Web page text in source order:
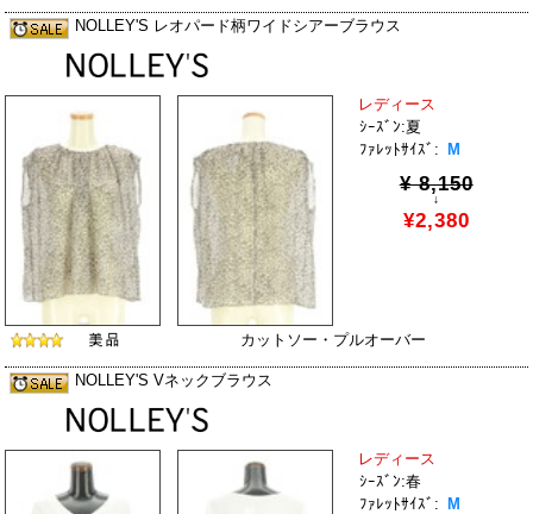
NOLLEY'S レオパード柄ワイドシアーブラウス
レディース
ｼｰｽﾞﾝ:夏
ﾌｧﾚｯﾄｻｲｽﾞ:
M
¥ 8,150
↓
¥2,380
カットソー・プルオーバー
NOLLEY'S Vネックブラウス
レディース
ｼｰｽﾞﾝ:春
ﾌｧﾚｯﾄｻｲｽﾞ:
M